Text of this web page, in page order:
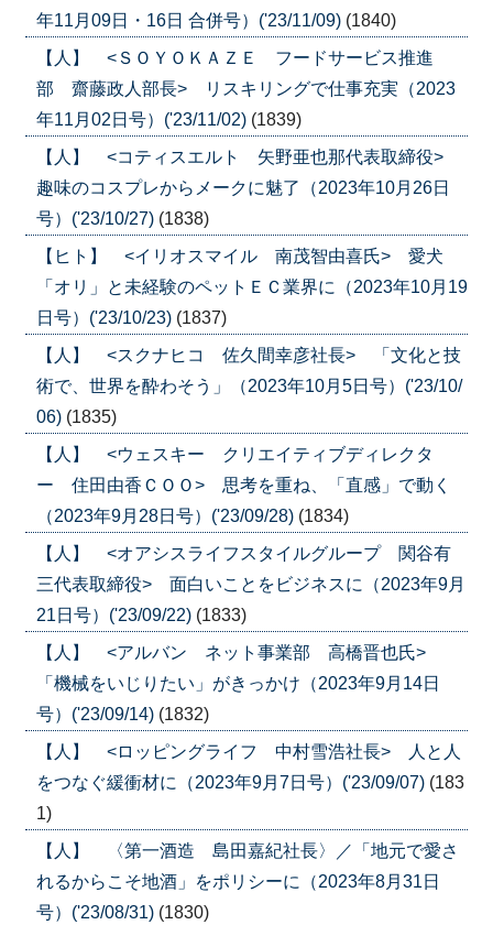
年11月09日・16日 合併号）('23/11/09) (1840)
【人】 <ＳＯＹＯＫＡＺＥ フードサービス推進
部 齋藤政人部長> リスキリングで仕事充実（2023
年11月02日号）('23/11/02) (1839)
【人】 <コティスエルト 矢野亜也那代表取締役>
趣味のコスプレからメークに魅了（2023年10月26日
号）('23/10/27) (1838)
【ヒト】 <イリオスマイル 南茂智由喜氏> 愛犬
「オリ」と未経験のペットＥＣ業界に（2023年10月19
日号）('23/10/23) (1837)
【人】 <スクナヒコ 佐久間幸彦社長> 「文化と技
術で、世界を酔わそう」（2023年10月5日号）('23/10/
06) (1835)
【人】 <ウェスキー クリエイティブディレクタ
ー 住田由香ＣＯＯ> 思考を重ね、「直感」で動く
（2023年9月28日号）('23/09/28) (1834)
【人】 <オアシスライフスタイルグループ 関谷有
三代表取締役> 面白いことをビジネスに（2023年9月
21日号）('23/09/22) (1833)
【人】 <アルバン ネット事業部 高橋晋也氏>
「機械をいじりたい」がきっかけ（2023年9月14日
号）('23/09/14) (1832)
【人】 <ロッピングライフ 中村雪浩社長> 人と人
をつなぐ緩衝材に（2023年9月7日号）('23/09/07) (183
1)
【人】 〈第一酒造 島田嘉紀社長〉／「地元で愛さ
れるからこそ地酒」をポリシーに（2023年8月31日
号）('23/08/31) (1830)